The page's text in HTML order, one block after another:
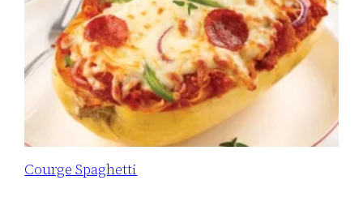
Courge Spaghetti